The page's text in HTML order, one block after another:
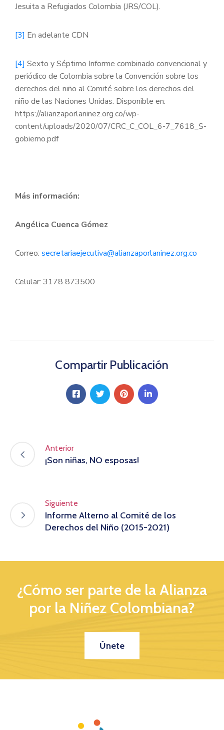
Jesuita a Refugiados Colombia (JRS/COL).
[3] En adelante CDN
[4] Sexto y Séptimo Informe combinado convencional y
periódico de Colombia sobre la Convención sobre los
derechos del niño al Comité sobre los derechos del
niño de las Naciones Unidas. Disponible en:
https://alianzaporlaninez.org.co/wp-
content/uploads/2020/07/CRC_C_COL_6-7_7618_S-
gobierno.pdf
Más información:
Angélica Cuenca Gómez
Correo: secretariaejecutiva@alianzaporlaninez.org.co
Celular: 3178 873500
Compartir Publicación
Anterior
¡Son niñas, NO esposas!
Siguiente
Informe Alterno al Comité de los
Derechos del Niño (2015-2021)
¿Cómo ser parte de la Alianza
por la Niñez Colombiana?
Únete